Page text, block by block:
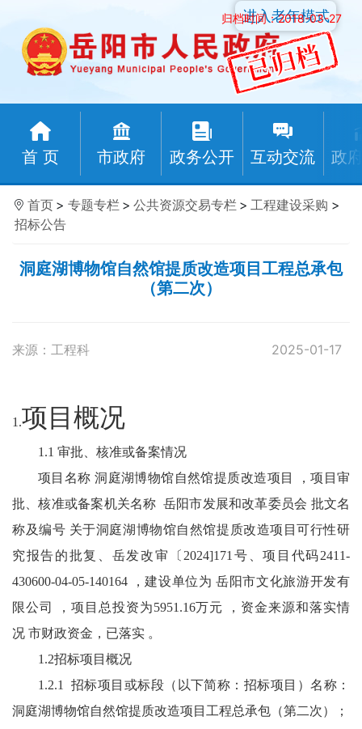
归档时间：2018-03-27
首 页 市政府 政务公开 互动交流 政
进入老年模式
首页 > 专题专栏 > 公共资源交易专栏 > 工程建设采购 >
招标公告
洞庭湖博物馆自然馆提质改造项目工程总承包
（第二次）
来源：工程科 2025-01-17
1.项目概况
1.1 审批、核准或备案情况
项目名称 洞庭湖博物馆自然馆提质改造项目 ，项目审
批、核准或备案机关名称 岳阳市发展和改革委员会 批文名
称及编号 关于洞庭湖博物馆自然馆提质改造项目可行性研
究报告的批复、岳发改审〔2024]171号、项目代码2411-
430600-04-05-140164 ，建设单位为 岳阳市文化旅游开发有
限公司 ，项目总投资为5951.16万元 ，资金来源和落实情
况 市财政资金，已落实 。
1.2招标项目概况
1.2.1 招标项目或标段（以下简称：招标项目）名称：
洞庭湖博物馆自然馆提质改造项目工程总承包（第二次）；